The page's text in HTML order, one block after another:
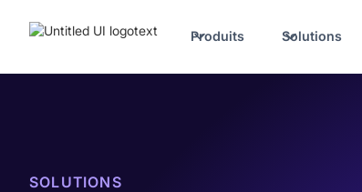
Produits Solutions
SOLUTIONS